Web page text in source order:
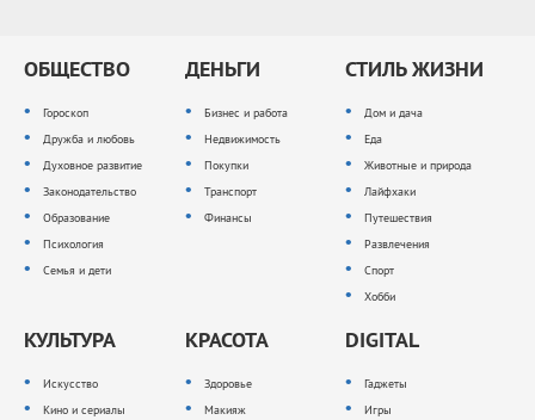
ОБЩЕСТВО
Гороскоп
Дружба и любовь
Духовное развитие
Законодательство
Образование
Психология
Семья и дети
ДЕНЬГИ
Бизнес и работа
Недвижимость
Покупки
Транспорт
Финансы
СТИЛЬ ЖИЗНИ
Дом и дача
Еда
Животные и природа
Лайфхаки
Путешествия
Развлечения
Спорт
Хобби
КУЛЬТУРА
Искусство
Кино и сериалы
КРАСОТА
Здоровье
Макияж
DIGITAL
Гаджеты
Игры